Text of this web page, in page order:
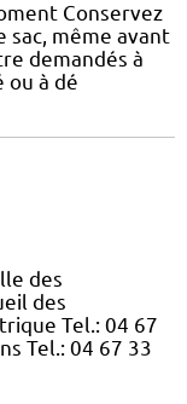
Conservez
sac, même avant
demandés à
à dé
des
des
Tel.: 04 67
Tel.: 04 67 33